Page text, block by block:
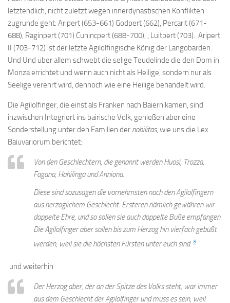
letztendlich, nicht zuletzt wegen innerdynastischen Konflikten
zugrunde geht: Aripert (653-661) Godpert (662), Percarit (671-
688), Raginpert (701) Cunincpert (688-700), , Luitpert (703). Aripert
II (703-712) ist der letzte Agilolfingische König der Langobarden.
Und Und über allem schwebt die selige Teudelinde die den Dom in
Monza errichtet und wenn auch nicht als Heilige, sondern nur als
Seelige verehrt wird, dennoch wie eine Heilige behandelt wird.
Die Agilolfinger, die einst als Franken nach Baiern kamen, sind
inzwischen Integriert ins bairische Volk, genießen aber eine
Sonderstellung unter den Familien der nobilitas, wie uns die Lex
Baiuvariorum berichtet:
Von den Geschlechtern, die genannt werden Huosi, Trozza,
Fagana, Hahilinga und Anniona:
Diese sind sozusagen die vornehmsten nach den Agilolfingern
aus herzoglichem Geschlecht. Ersteren nämlich gewähren wir
doppelte Ehre, und so sollen sie auch doppelte Buße empfangen.
Die Agilolfinger aber sollen bis zum Herzog hin vierfach gebüßt
werden, weil sie die höchsten Fürsten unter euch sind. 8
und weiterhin
Der Herzog aber, der an der Spitze des Volks steht, war immer
aus dem Geschlecht der Agilolfinger und muss es sein, weil